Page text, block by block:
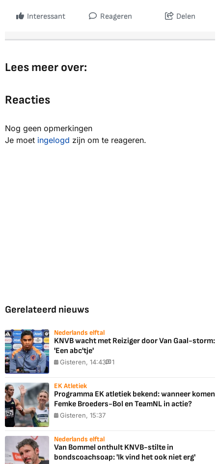
Interessant Reageren Delen
Lees meer over:
Reacties
Nog geen opmerkingen
Je moet ingelogd zijn om te reageren.
Gerelateerd nieuws
Nederlands elftal
KNVB wacht met Reiziger door Van Gaal-storm:
'Een abc'tje'
Gisteren, 14:43 1
EK Atletiek
Programma EK atletiek bekend: wanneer komen
Femke Broeders-Bol en TeamNL in actie?
Gisteren, 15:37
Nederlands elftal
Van Bommel onthult KNVB-stilte in
bondscoachsoap: 'Ik vind het ook niet erg'